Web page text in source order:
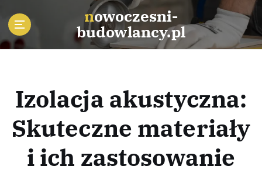
p
nowoczesni-
budowlancy.pl
Izolacja akustyczna:
Skuteczne materiały
i ich zastosowanie